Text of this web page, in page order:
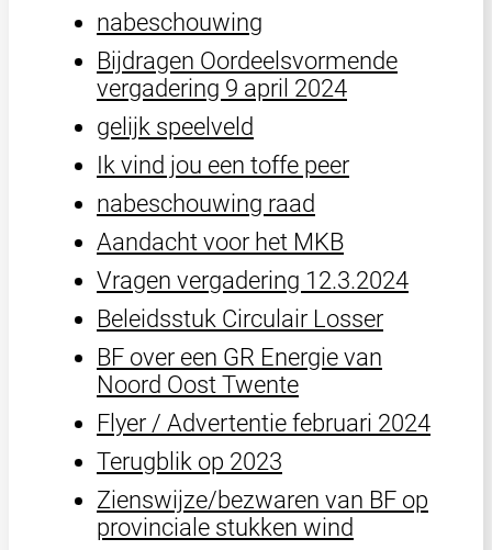
nabeschouwing
Bijdragen Oordeelsvormende
vergadering 9 april 2024
gelijk speelveld
Ik vind jou een toffe peer
nabeschouwing raad
Aandacht voor het MKB
Vragen vergadering 12.3.2024
Beleidsstuk Circulair Losser
BF over een GR Energie van
Noord Oost Twente
Flyer / Advertentie februari 2024
Terugblik op 2023
Zienswijze/bezwaren van BF op
provinciale stukken wind